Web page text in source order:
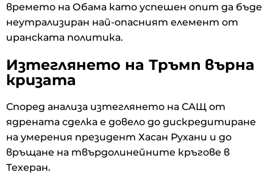
времето на Обама като успешен опит да бъде
неутрализиран най-опасният елемент от
иранската политика.
Изтеглянето на Тръмп върна
кризата
Според анализа изтеглянето на САЩ от
ядрената сделка е довело до дискредитиране
на умерения президент Хасан Рухани и до
връщане на твърдолинейните кръгове в
Техеран.